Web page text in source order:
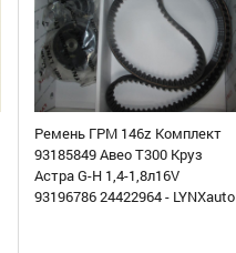
Ремень ГРМ 146z Комплект
93185849 Авео Т300 Круз
Астра G-H 1,4-1,8л16V
93196786 24422964 - LYNXauto